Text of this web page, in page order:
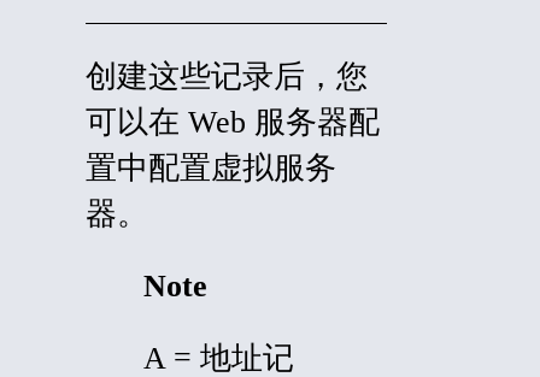
创建这些记录后，您
可以在 Web 服务器配
置中配置虚拟服务
器。
Note
A = 地址记